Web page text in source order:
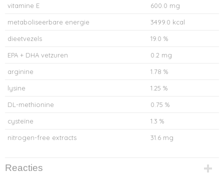
vitamine E 600.0 mg
metaboliseerbare energie 3499.0 kcal
dieetvezels 19.0 %
EPA + DHA vetzuren 0.2 mg
arginine 1.78 %
lysine 1.25 %
DL-methionine 0.75 %
cysteïne 1.3 %
nitrogen-free extracts 31.6 mg
Reacties